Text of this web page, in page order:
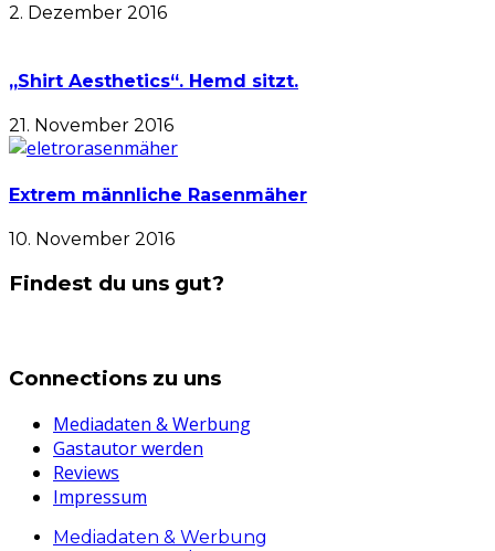
2. Dezember 2016
„Shirt Aesthetics“. Hemd sitzt.
21. November 2016
Extrem männliche Rasenmäher
10. November 2016
Findest du uns gut?
Connections zu uns
Mediadaten & Werbung
Gastautor werden
Reviews
Impressum
Mediadaten & Werbung